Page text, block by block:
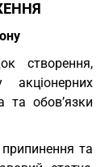
створення,
акціонерних
та обов’язки
та